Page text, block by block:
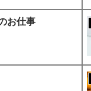
お仕事